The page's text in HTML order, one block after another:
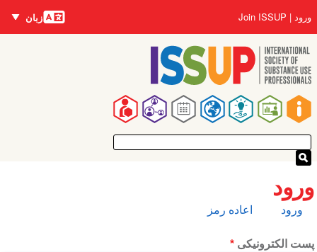
به
محتوای
اصلی
Main
navigation
User
account
menu
ورود Join ISSUP زبان‌ها
زبان
ورود
تب‌های
اولیه
ورود اعاده رمز
پست الکترونیکی